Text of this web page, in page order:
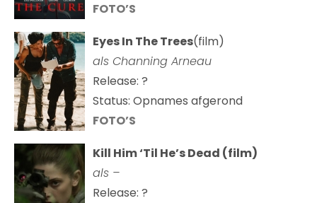
FOTO’S
Eyes In The Trees(film)
als Channing Arneau
Release: ?
Status: Opnames afgerond
FOTO’S
Kill Him ‘Til He’s Dead (film)
als –
Release: ?